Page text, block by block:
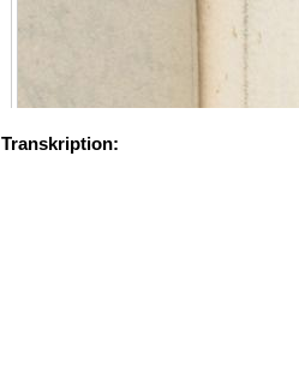
Transkription: